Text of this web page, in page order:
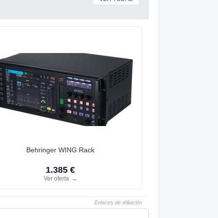
Behringer WING Rack
1.385 €
Ver oferta →
Enlaces de afiliación